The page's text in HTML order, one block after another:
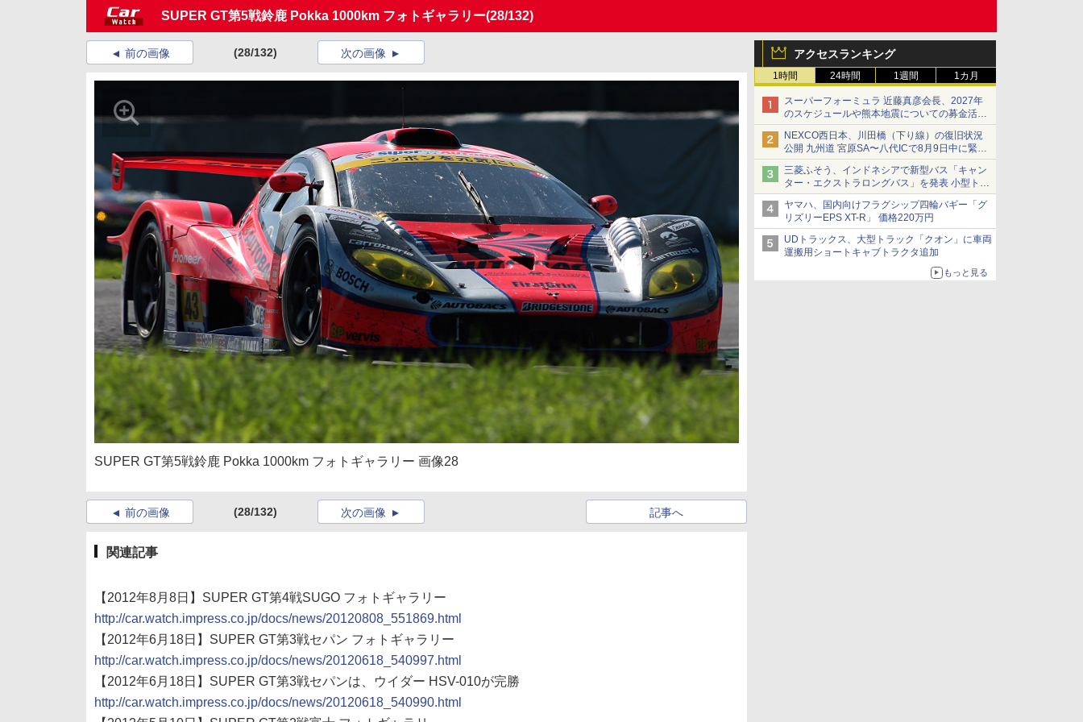
SUPER GT第5戦鈴鹿 Pokka 1000km フォトギャラリー(28/132)
アクセスランキング
1時間 24時間 1週間 1カ月
スーパーフォーミュラ 近藤真彦会長、2027年
のスケジュールや熊本地震についての募金活動
を紹介
NEXCO西日本、川田橋（下り線）の復旧状況
公開 九州道 宮原SA〜八代ICで8月9日中に緊急
車両を通行可能に
三菱ふそう、インドネシアで新型バス「キャン
ター・エクストラロングバス」を発表 小型トラ
ックベースの観光・旅客輸送向けバス
ヤマハ、国内向けフラグシップ四輪バギー「グ
リズリーEPS XT-R」 価格220万円
UDトラックス、大型トラック「クオン」に車両
運搬用ショートキャブトラクタ追加
もっと見る
前の画像 (28/132) 次の画像
SUPER GT第5戦鈴鹿 Pokka 1000km フォトギャラリー 画像28
前の画像 (28/132) 記事へ
次の画像
関連記事
【2012年8月8日】SUPER GT第4戦SUGO フォトギャラリー
http://car.watch.impress.co.jp/docs/news/20120808_551869.html
【2012年6月18日】SUPER GT第3戦セパン フォトギャラリー
http://car.watch.impress.co.jp/docs/news/20120618_540997.html
【2012年6月18日】SUPER GT第3戦セパンは、ウイダー HSV-010が完勝
http://car.watch.impress.co.jp/docs/news/20120618_540990.html